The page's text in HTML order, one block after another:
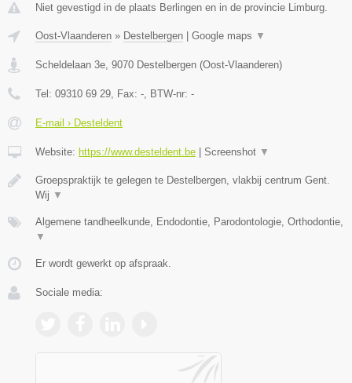
Niet gevestigd in de plaats Berlingen en in de provincie Limburg.
Oost-Vlaanderen » Destelbergen Google maps ▼
Scheldelaan 3e 9070 Destelbergen (Oost-Vlaanderen)
Tel: 09310 69 29 , Fax: - , BTW-nr: -
E-mail › Desteldent
Website: https://www.desteldent.be Screenshot ▼
Groepspraktijk te gelegen te Destelbergen, vlakbij centrum Gent.
Wij ▼
Algemene tandheelkunde, Endodontie, Parodontologie, Orthodontie,
▼
Er wordt gewerkt op afspraak.
Sociale media: